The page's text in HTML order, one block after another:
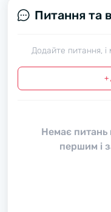
Питання та
Додайте питання,
+
Немає питань
першим і